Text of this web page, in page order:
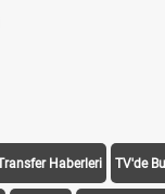
Haberleri TV'de